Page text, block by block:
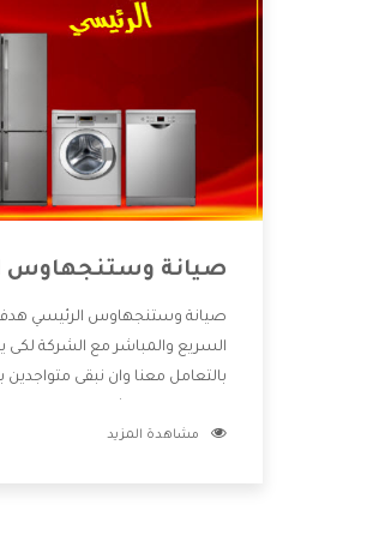
صيانة وستنجهاوس
صيانة وستنجهاوس الرئيسي
السريع والمباشر مع الشركة لكى
بالتعامل معنا وان نبقى
للعميل وان يستمتع بالخدمات التى
مشاهدة المزيد